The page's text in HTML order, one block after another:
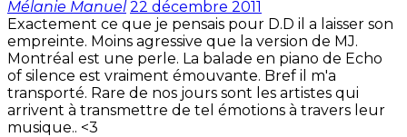
Mélanie Manuel 22 décembre 2011
Exactement ce que je pensais pour D.D il a laisser son
empreinte. Moins agressive que la version de MJ.
Montréal est une perle. La balade en piano de Echo
of silence est vraiment émouvante. Bref il m'a
transporté. Rare de nos jours sont les artistes qui
arrivent à transmettre de tel émotions à travers leur
musique.. <3